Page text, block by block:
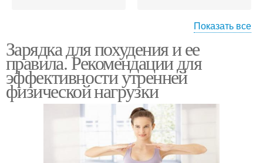
Домашний тренинг
домашних условиях
Домашние тренировки
Тренировка в домашних
Показать все
Зарядка для похудения и ее
правила. Рекомендации для
эффективности утренней
физической нагрузки